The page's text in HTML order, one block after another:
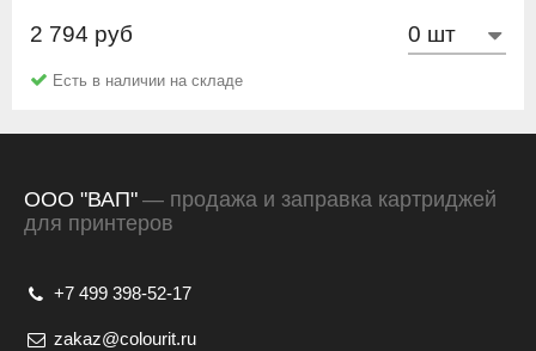
Hi-Black
2 794 руб
Есть в наличии на складе
ООО "ВАП" — продажа и заправка картриджей
для принтеров
+7 499 398-52-17
zakaz@colourit.ru